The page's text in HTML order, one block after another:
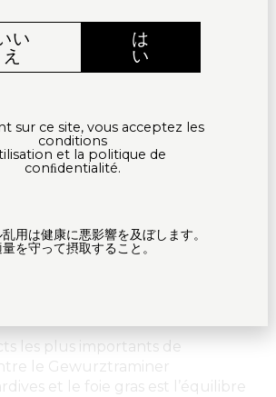
d’élégance et de
qui s’accorde parfaitement
du foie gras. Ces arômes
: Les touches de
de poivre blanc et de cannelle
une profondeur
entre les épices et la
du foie gras crée une expérience
les plus importants de
le Gewurztraminer
et le foie gras est l’équilibre
い
え
は
い
sur ce site, vous acceptez les
conditions
et la politique de
conﬁdentialité.
用は健康に悪影響を及ぼします。
を守って摂取すること。